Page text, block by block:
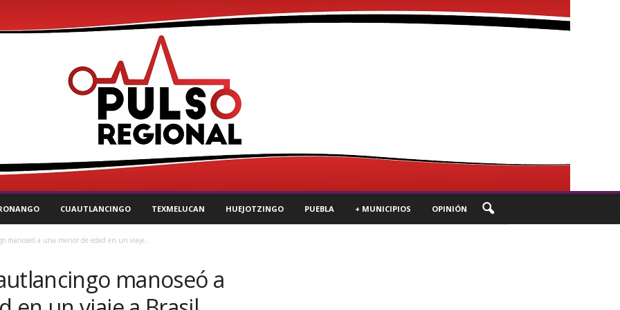
CUAUTLANCINGO TEXMELUCAN HUEJOTZINGO PUEBLA + MUNICIPIOS OPINIÓN
manoseó a una menor de edad en un viaje...
manoseó a